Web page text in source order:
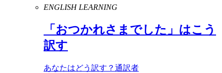
ENGLISH LEARNING
「おつかれさまでした」はこう
訳す
あなたはどう訳す？通訳者